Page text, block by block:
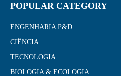
POPULAR CATEGORY
ENGENHARIA P&D
CIÊNCIA
TECNOLOGIA
BIOLOGIA & ECOLOGIA